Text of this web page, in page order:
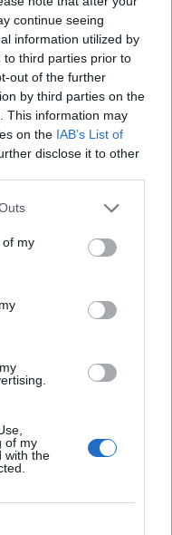
continue seeing
information utilized by
to third parties prior to
out of the further
by third parties on the
This information may
on the IAB’s List of
disclose it to other
of my
of my
with the
Instagram